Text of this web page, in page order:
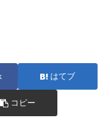
はてブ
コピー